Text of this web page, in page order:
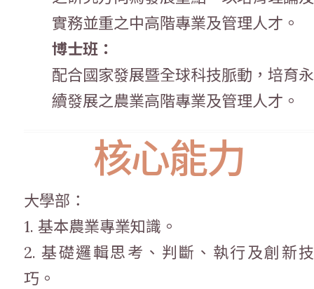
實務並重之中高階專業及管理人才。
博士班：
配合國家發展暨全球科技脈動，培育永
續發展之農業高階專業及管理人才。
核心能力
大學部：
1. 基本農業專業知識。
2. 基礎邏輯思考、判斷、執行及創新技
巧。